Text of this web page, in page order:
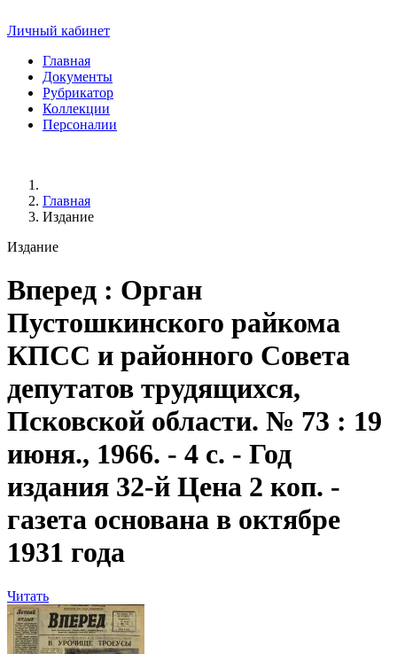
Личный кабинет
Главная
Документы
Рубрикатор
Коллекции
Персоналии
Главная
Издание
Издание
Вперед : Орган
Пустошкинского райкома
КПСС и районного Совета
депутатов трудящихся,
Псковской области. № 73 : 19
июня., 1966. - 4 с. - Год
издания 32-й Цена 2 коп. -
газета основана в октябре
1931 года
Читать